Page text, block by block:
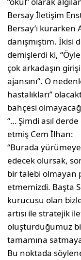
Bersay İletişim
Bersay’ı kurarken
danışmıştım.
demişlerdi ki,
çok arkadaşın
ajansını”. O
hastalıkla­rı”
bahçesi
“… Şimdi asıl
etmiş Cem İlhan:
“Burada
edecek olursak,
bir talebi olmayan
etmemizdi. Başta
kurucusu olan
artısı ile stratejik
oluşturduğumuz
tamamına
Bu noktada